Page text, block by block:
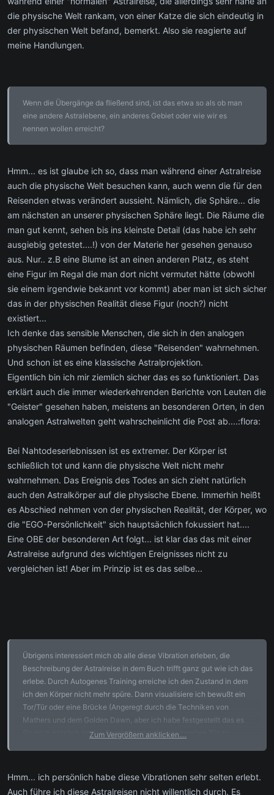
die physische Welt rankam, von einer Katze die sich eindeutig in
der physischen Welt befand, bemerkt. Also sie reagierte auf
meine Handlungen.
Wenn die Übergänge da fließend sind, ist das etwa so als ob man
eine andere Astralebene, ein anderes Gebiet oder wie wir es
nennen wollen erreicht?
Hmm... es ist glaube ich so, dass man während einer Astralreise
auch die physische Welt besuchen kann, auch wenn die für den
Reisenden etwas verändert aussieht. Nämlich, die Sphäre... die
am nächsten an unserer physischen Sphäre liegt. Die Räume die
man gut kennt, sehen bis ins kleinste Detail (das habe ich sehr
ausgiebig getestet....!) von der Materie her gesehen genauso
aus. Nur.. z.B eine Blume ist an einen anderen Platz, es steht
eine Figur im Regal die man dort nicht vermutet hätte (obwohl
sie einem irgendwie bekannt vor kommt) aber man ist sich sicher
das in der physischen Realität diese Figur (noch?) nicht
existiert...
Ich denke das sensible Menschen, die sich in den analogen
physischen Räumen befinden, diese "Reisenden" wahrnehmen.
Und schon ist es eine klassische Astralprojektion.
Eigentlich bin ich mir ziemlich sicher das es so funktioniert. Das
erklärt auch die immer wiederkehrenden Berichte von Leuten die
"Geister" gesehen haben, meistens an besonderen Orten, in den
analogen Astralwelten geht wahrscheinlicht die Post ab....:flora:
Bei Nahtodeserlebnissen ist es extremer. Der Körper ist
schließlich tot und kann die physische Welt nicht mehr
wahrnehmen. Das Ereignis des Todes an sich zieht natürlich
auch den Astralkörper auf die physische Ebene. Immerhin heißt
es Abschied nehmen von der physischen Realität, der Körper, wo
die "EGO-Persönlichkeit" sich hauptsächlich fokussiert hat....
Eine OBE der besonderen Art folgt... ist klar das das mit einer
Astralreise aufgrund des wichtigen Ereignisses nicht zu
vergleichen ist! Aber im Prinzip ist es das selbe...
Übrigens interessiert mich ob alle diese Vibration erleben, die
Beschreibung der Astralreise in dem Buch trifft ganz gut wie ich das
erlebe. Durch Autogenes Training erreiche ich den Zustand in dem
ich den Körper nicht mehr spüre. Dann visualisiere ich bewußt ein
Tor/Tür oder eine Brücke (Angeregt durch die Techniken von
Mathers und dem Golden Dawn, aber ich habe festgestellt das es
für mich nützlich ist das Symbol erst auf einer zweiten Tür zu
Visualisieren).
Zum Vergrößern anklicken....
Hmm... ich persönlich habe diese Vibrationen sehr selten erlebt.
Auch führe ich diese Astralreisen nicht willentlich durch. Es